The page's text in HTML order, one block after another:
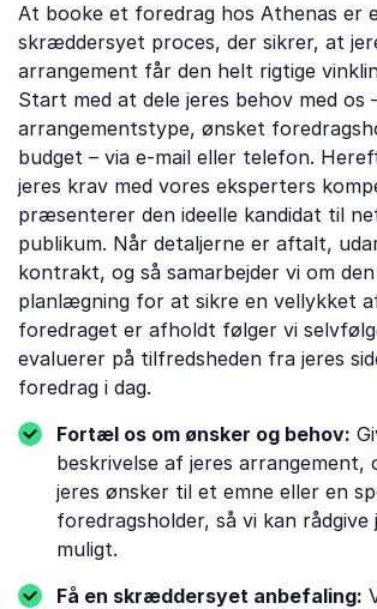
At booke et foredrag hos Athenas er
skræddersyet proces, der sikrer, at
arrangement får den helt rigtige
Start med at dele jeres behov med os
arrangementstype, ønsket
budget – via e-mail eller telefon.
jeres krav med vores eksperters
præsenterer den ideelle kandidat til
publikum. Når detaljerne er aftalt,
kontrakt, og så samarbejder vi om
planlægning for at sikre en vellykket
foredraget er afholdt følger vi
evaluerer på tilfredsheden fra jeres
foredrag i dag.
Fortæl os om ønsker og behov:
beskrivelse af jeres arrangement,
jeres ønsker til et emne eller en
foredragsholder, så vi kan rådgive
muligt.
Få en skræddersyet anbefaling: